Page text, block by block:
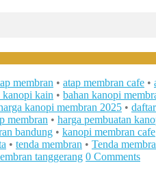
membran • atap membran cafe •
kanopi kain • bahan kanopi
kanopi membran 2025 •
membran • harga pembuatan
bandung • kanopi membran cafe
• tenda membran • Tenda
tanggerang 0 Comments